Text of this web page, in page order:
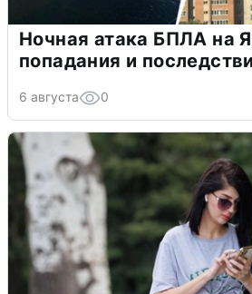
Ночная атака БПЛА на
попадания и
6 августа 0